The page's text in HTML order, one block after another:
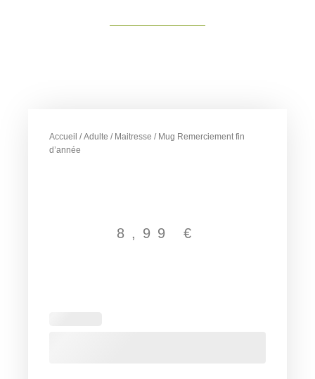
Accueil /Adulte / Maitresse / Mug Remerciement fin
d’année
8,99 €